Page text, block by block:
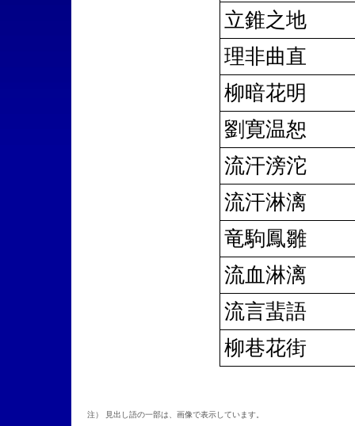
立錐之地
理非曲直
柳暗花明
劉寛温恕
流汗滂沱
流汗淋漓
竜駒鳳雛
流血淋漓
流言蜚語
柳巷花街
注） 見出し語の一部は、画像で表示しています。